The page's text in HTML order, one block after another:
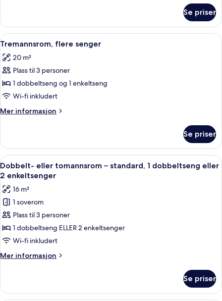
Se priser
Åpne
alle
bildene
av
Tremannsrom,
flere
senger
Minibar, safe på rommet,
6
Tremannsrom, flere senger
20 m²
Plass til 3 personer
1 dobbeltseng og 1 enkeltseng
Wi-fi inkludert
Mer informasjon
Mer
flere
senger
Se priser
Åpne
alle
bildene
av
Dobbelt-
eller
tomannsrom
–
standard,
1
eller
Minibar, safe på rommet,
9
Dobbelt- eller tomannsrom – standard, 1 dobbeltseng eller
2 enkeltsenger
16 m²
1 soverom
Plass til 3 personer
1 dobbeltseng ELLER 2 enkeltsenger
Wi-fi inkludert
Mer informasjon
Mer
eller
Se priser